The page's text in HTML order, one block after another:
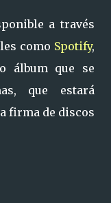
a través
como Spotify,
álbum que se
que estará
firma de discos